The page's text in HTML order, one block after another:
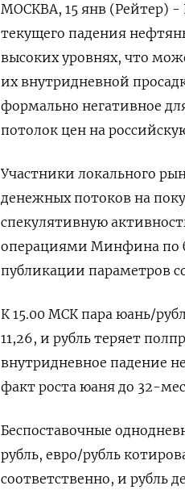
МОСКВА, 15 янв (Рейтер) -
текущего падения
высоких уровнях, что
их внутридневной
формально негативное
потолок цен на
Участники локального
денежных потоков на
спекулятивную
операциями Минфина по
публикации параметров
К 15.00 МСК пара юань/
11,26, и рубль теряет
внутридневное падение
факт роста юаня до 32-
Беспоставочные
рубль, евро/рубль
соответственно, и рубль